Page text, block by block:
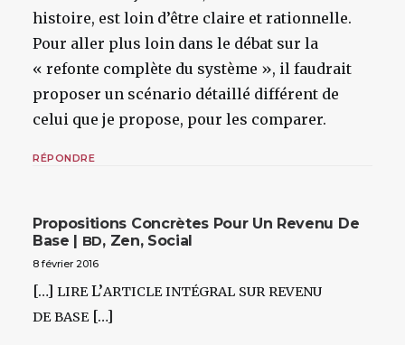
histoire, est loin d’être claire et rationnelle.
Pour aller plus loin dans le débat sur la
« refonte complète du système », il faudrait
proposer un scénario détaillé différent de
celui que je propose, pour les comparer.
RÉPONDRE
Propositions Concrètes Pour Un Revenu De
Base | BD, Zen, Social
8 février 2016
[…] LIREL’ARTICLE INTÉGRAL SUR REVENU
DE BASE[…]